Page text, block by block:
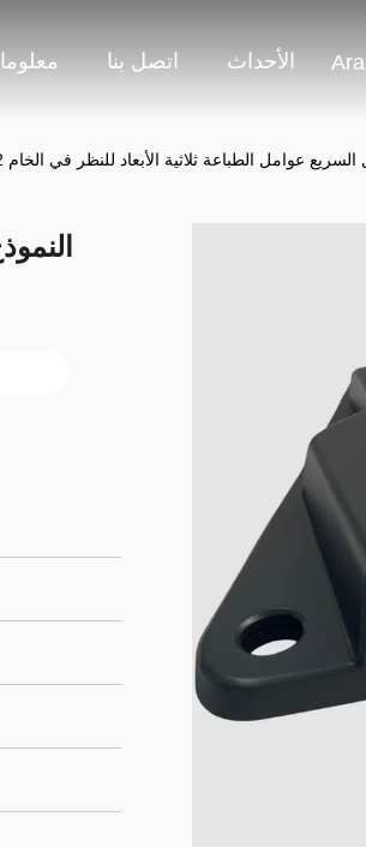
اتصل بنا الأحداث